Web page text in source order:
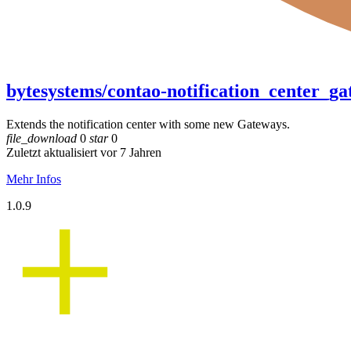
bytesystems/contao-
Extends the notification center with some new Gateways.
file_download 0 star0
Zuletzt aktualisiert vor 7 Jahren
Mehr Infos
1.0.9